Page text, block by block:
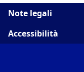
Note legali
Accessibilità